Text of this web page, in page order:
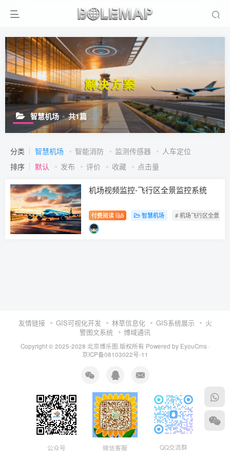
智慧机场 共1篇
分类 智慧机场 智能消防 监测传感器
人车定位
排序
默认 发布 评价 收藏 点击量
机场视频监控-飞行区全景监控系统
付费阅读 5 智慧机场 # 机场飞行区全景监控
友情链接 GIS可视化开发 林草信息化 GIS系统展示
火
警图文系统
博域通讯
Copyright © 2025-2028 北京博乐图 版权所有 Powered by EyouCms·
京ICP备08103022号-11
公众号 微信客服 QQ交流群